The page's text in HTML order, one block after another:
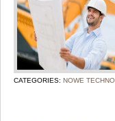
CATEGORIES: NOWE